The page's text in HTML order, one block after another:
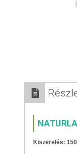
Kiszerelés: 150